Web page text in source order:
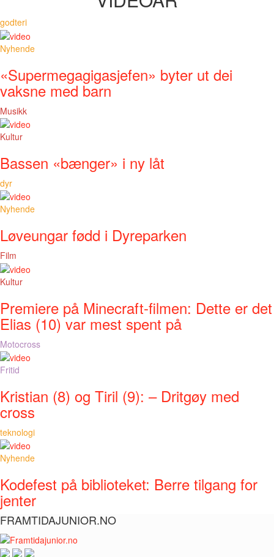
godteri
Nyhende
«Supermegagigasjefen» byter ut dei
vaksne med barn
Musikk
Kultur
Bassen «bænger» i ny låt
dyr
Nyhende
Løveungar fødd i Dyreparken
Film
Kultur
Premiere på Minecraft-filmen: Dette er det
Elias (10) var mest spent på
Motocross
Fritid
Kristian (8) og Tiril (9): – Dritgøy med
cross
teknologi
Nyhende
Kodefest på biblioteket: Berre tilgang for
jenter
FRAMTIDAJUNIOR.NO